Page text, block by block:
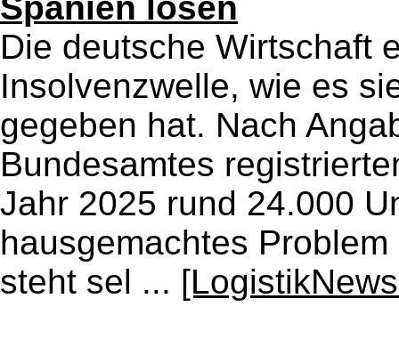
Die deutsche Wirtschaft
Insolvenzwelle, wie es
gegeben hat. Nach
Bundesamtes
Jahr 2025 rund 24.000
hausgemachtes
steht sel ...